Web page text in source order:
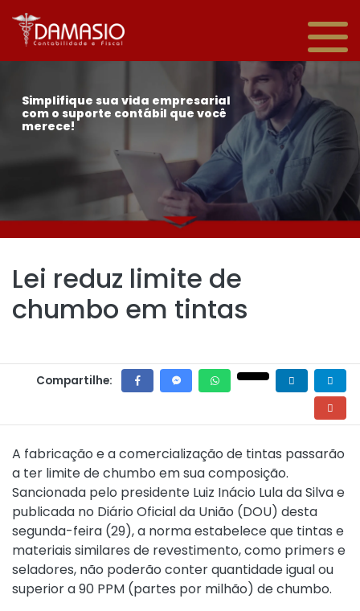
Simplifique sua vida empresarial
com o suporte contábil que você
merece!
Lei reduz limite de
chumbo em tintas
Compartilhe:
A fabricação e a comercialização de tintas passarão
a ter limite de chumbo em sua composição.
Sancionada pelo presidente Luiz Inácio Lula da Silva e
publicada no Diário Oficial da União (DOU) desta
segunda-feira (29), a norma estabelece que tintas e
materiais similares de revestimento, como primers e
seladores, não poderão conter quantidade igual ou
superior a 90 PPM (partes por milhão) de chumbo.